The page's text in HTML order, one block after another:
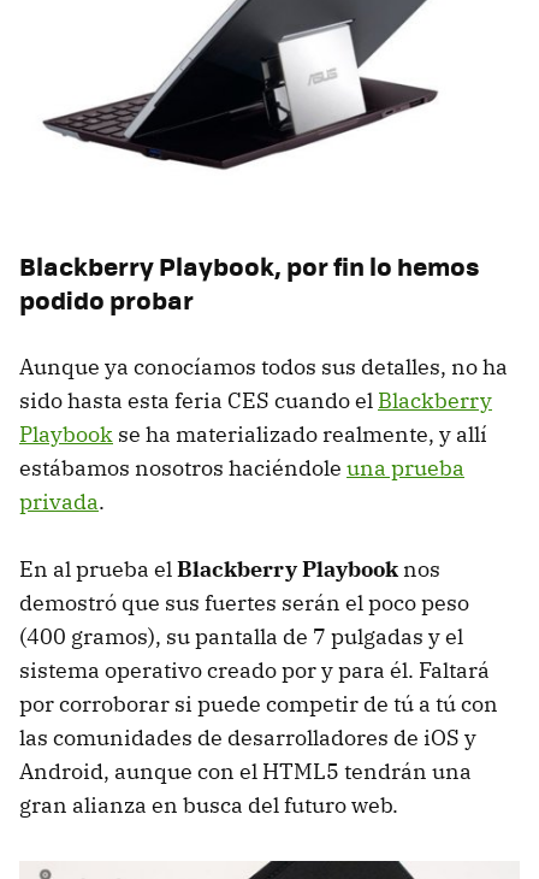
Blackberry Playbook, por fin lo hemos
podido probar
Aunque ya conocíamos todos sus detalles, no ha
sido hasta esta feria CES cuando el Blackberry
Playbook se ha materializado realmente, y allí
estábamos nosotros haciéndole una prueba
privada.
En al prueba elBlackberry Playbooknos
demostró que sus fuertes serán el poco peso
(400 gramos), su pantalla de 7 pulgadas y el
sistema operativo creado por y para él. Faltará
por corroborar si puede competir de tú a tú con
las comunidades de desarrolladores de iOS y
Android, aunque con el HTML5 tendrán una
gran alianza en busca del futuro web.